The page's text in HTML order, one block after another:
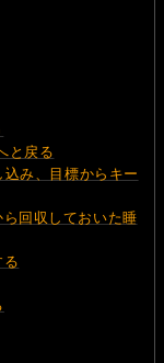
と戻る
み、目標からキー
回収しておいた睡
る